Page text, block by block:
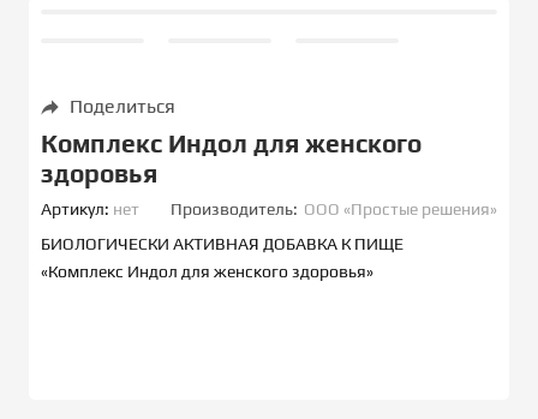
Поделиться
Комплекс Индол для женского
здоровья
Артикул: нет Производитель: ООО «Простые решения»
БИОЛОГИЧЕСКИ АКТИВНАЯ ДОБАВКА К ПИЩЕ
«Комплекс Индол для женского здоровья»